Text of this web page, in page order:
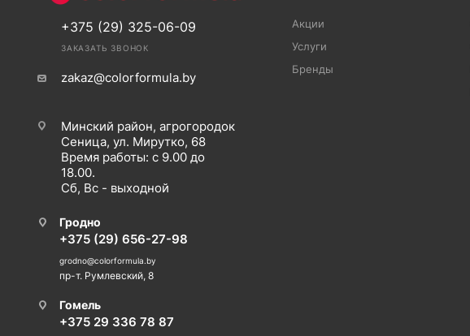
+375 (29) 325-06-09
ЗАКАЗАТЬ ЗВОНОК
zakaz@colorformula.by
Минский район, агрогородок
Сеница, ул. Мирутко, 68
Время работы: с 9.00 до
18.00.
Сб, Вс - выходной
Гродно
+375 (29) 656-27-98
grodno@colorformula.by
пр-т. Румлевский, 8
Гомель
+375 29 336 78 87
Акции
Услуги
Бренды